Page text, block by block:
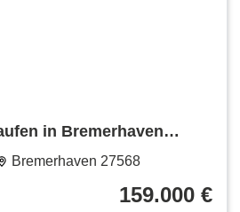
in Bremerhaven
Bremerhaven 27568
159.000 €